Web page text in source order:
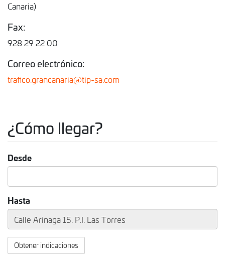
Canaria)
Fax:
928 29 22 00
Correo electrónico:
trafico.grancanaria@tip-sa.com
¿Cómo llegar?
Desde
Hasta
Obtener indicaciones